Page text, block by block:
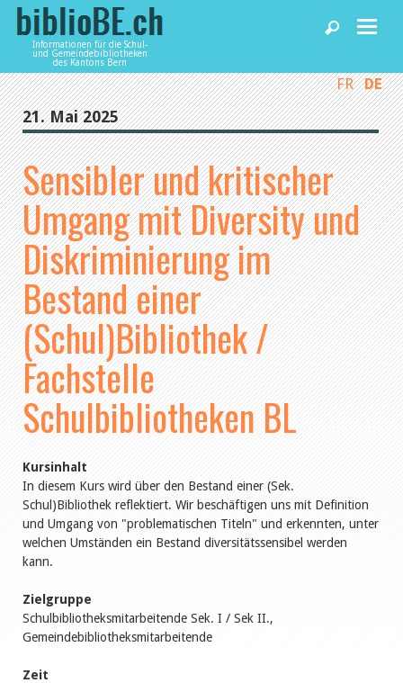
Informationen für die Schul-
und Gemeindebibliotheken
des Kantons Bern
Home
News und Fachbeiträge
Bibliotheken
Agenda
Dienstleistungen
biblioBE nutzen
FR DE
21. Mai 2025
Sensibler und kritischer
Umgang mit Diversity und
Diskriminierung im
Bestand einer
(Schul)Bibliothek /
Fachstelle
Schulbibliotheken BL
Kursinhalt
In diesem Kurs wird über den Bestand einer (Sek.
Schul)Bibliothek reflektiert. Wir beschäftigen uns mit Definition
und Umgang von "problematischen Titeln" und erkennten, unter
welchen Umständen ein Bestand diversitätssensibel werden
kann.
Zielgruppe
Schulbibliotheksmitarbeitende Sek. I / Sek II.,
Gemeindebibliotheksmitarbeitende
Zeit